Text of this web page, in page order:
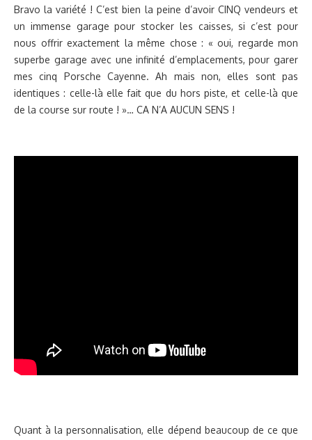
Bravo la variété ! C’est bien la peine d’avoir CINQ vendeurs et
un immense garage pour stocker les caisses, si c’est pour
nous offrir exactement la même chose : « oui, regarde mon
superbe garage avec une infinité d’emplacements, pour garer
mes cinq Porsche Cayenne. Ah mais non, elles sont pas
identiques : celle-là elle fait que du hors piste, et celle-là que
de la course sur route ! »… CA N’A AUCUN SENS !
Quant à la personnalisation, elle dépend beaucoup de ce que